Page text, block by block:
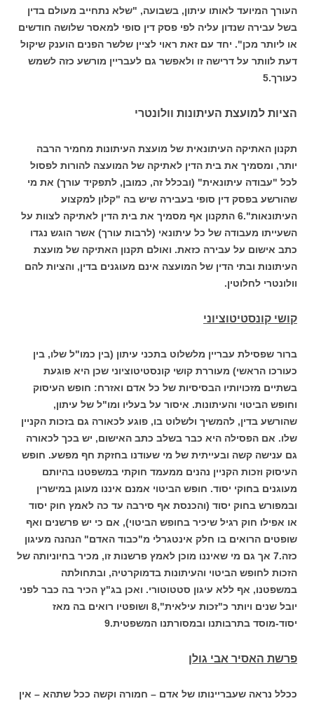
העורך המיועד לאותו עיתון, בשבועה, "שלא נתחייב מעולם בדין
בשל עבירה שנדון עליה לפי פסק דין סופי למאסר שלושה חודשים
או ליותר מכן". יחד עם זאת ראוי לציין שלשר הפנים הוענק שיקול
דעת לוותר על דרישה זו ולאפשר גם לעבריין מורשע כזה לשמש
כעורך.5
הציות למועצת העיתונות וולונטרי
תקנון האתיקה העיתונאית של מועצת העיתונות מחמיר הרבה
יותר, ומסמיך את בית הדין לאתיקה של המועצה להורות לפסול
לכל "עבודה עיתונאית" (ובכלל זה, כמובן, לתפקיד עורך) את מי
שהורשע בפסק דין סופי בעבירה שיש בה "קלון למקצוע
העיתונאות".6 התקנון אף מסמיך את בית הדין לאתיקה לצוות על
השעייתו מעבודה של כל עיתונאי (לרבות עורך) אשר הוגש נגדו
כתב אישום על עבירה כזאת. ואולם תקנון האתיקה של מועצת
העיתונות ובתי הדין של המועצה אינם מעוגנים בדין, והציות להם
וולונטרי לחלוטין.
קושי קונסטיטוציוני
ברור שפסילת עבריין מלשלוט בתכני עיתון (בין כמו"ל שלו, בין
כעורכו הראשי) מעוררת קושי קונסטיטוציוני שכן היא פוגעת
בשתיים מזכויותיו הבסיסיות של כל אדם ואזרח: חופש העיסוק
וחופש הביטוי והעיתונות. איסור על בעליו ומו"ל של עיתון,
שהורשע בדין, להמשיך ולשלוט בו, פוגע לכאורה גם בזכות הקניין
שלו. אם הפסילה היא כבר בשלב כתב האישום, יש בכך לכאורה
גם ענישה קשה ובעייתית של מי שעודנו בחזקת חף מפשע. חופש
העיסוק וזכות הקניין נהנים ממעמד חוקתי במשפטנו בהיותם
מעוגנים בחוקי יסוד. חופש הביטוי אמנם איננו מעוגן במישרין
ובמפורש בחוק יסוד (והכנסת אף סירבה עד כה לאמץ חוק יסוד
או אפילו חוק רגיל שיכיר בחופש הביטוי), אם כי יש פרשנים ואף
שופטים הרואים בו חלק אינטגרלי מ"כבוד האדם" הנהנה מעיגון
כזה.7 אך גם מי שאיננו מוכן לאמץ פרשנות זו, מכיר בחיוניותה של
הזכות לחופש הביטוי והעיתונות בדמוקרטיה, ובתחולתה
במשפטנו, אף ללא עיגון סטטוטורי. ואכן בג"ץ הכיר בה כבר לפני
יובל שנים ויותר כ"זכות עילאית",8 ושופטיו רואים בה מאז
יסוד-מוסד בתרבותנו ובמסורתנו המשפטית.9
פרשת האסיר אבי גולן
ככלל נראה שעבריינותו של אדם – חמורה וקשה ככל שתהא – אין